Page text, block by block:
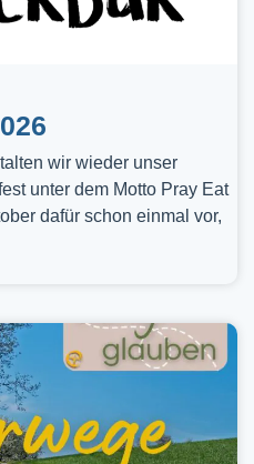
wir wieder unser
unter dem Motto Pray Eat
dafür schon einmal vor,